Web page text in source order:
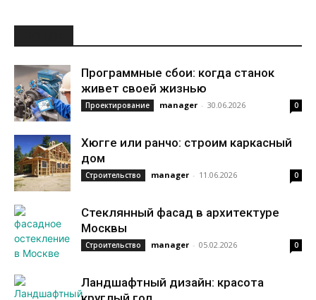
Программные сбои: когда станок
живет своей жизнью
Проектирование manager - 30.06.2026 0
Хюгге или ранчо: строим каркасный
дом
Строительство manager - 11.06.2026 0
Стеклянный фасад в архитектуре
Москвы
Строительство manager - 05.02.2026 0
Ландшафтный дизайн: красота